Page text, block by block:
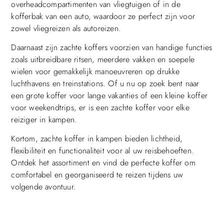
overheadcompartimenten van vliegtuigen of in de
kofferbak van een auto, waardoor ze perfect zijn voor
zowel vliegreizen als autoreizen.
Daarnaast zijn zachte koffers voorzien van handige functies
zoals uitbreidbare ritsen, meerdere vakken en soepele
wielen voor gemakkelijk manoeuvreren op drukke
luchthavens en treinstations. Of u nu op zoek bent naar
een grote koffer voor lange vakanties of een kleine koffer
voor weekendtrips, er is een zachte koffer voor elke
reiziger in kampen.
Kortom, zachte koffer in kampen bieden lichtheid,
flexibiliteit en functionaliteit voor al uw reisbehoeften.
Ontdek het assortiment en vind de perfecte koffer om
comfortabel en georganiseerd te reizen tijdens uw
volgende avontuur.